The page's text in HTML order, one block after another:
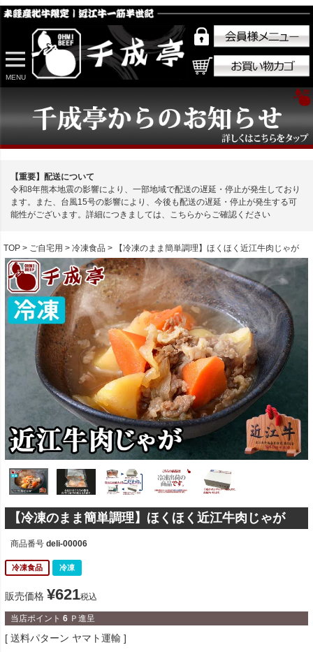
MENU
【重要】配送について
令和8年熊本地震の影響により、一部地域で配送の遅延・停止が発生しており
ます。また、台風15号の影響により、今後も配送の遅延・停止が発生する可
能性がございます。詳細につきましては、こちらからご確認ください
TOP ご自宅用 冷凍食品 【冷凍のまま簡単調理】ほくほく近江牛肉じゃが
【冷凍のまま簡単調理】ほくほく近江牛肉じゃが
商品番号 deli-00006
冷凍食品 冷凍
販売価格 ¥621税込
当店ポイント 6 Ｐ進呈
送料パターン ヤマト運輸